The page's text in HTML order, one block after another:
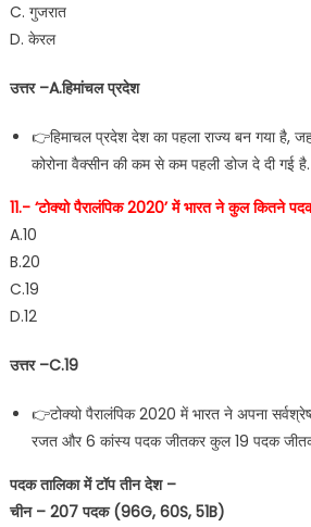
C. गुजरात
D. केरल
उत्तर –A.हिमांचल प्रदेश
👉हिमाचल प्रदेश देश का पहला राज्य बन गया है, जहां
कोरोना वैक्सीन की कम से कम पहली डोज दे दी गई है.
11.- ‘टोक्यो पैरालंपिक 2020’ में भारत ने कुल कितने
A.10
B.20
C.19
D.12
उत्तर –C.19
👉टोक्यो पैरालंपिक 2020 में भारत ने अपना
रजत और 6 कांस्य पदक जीतकर कुल 19 पदक
पदक तालिका में टॉप तीन देश –
चीन – 207 पदक (96G, 60S, 51B)